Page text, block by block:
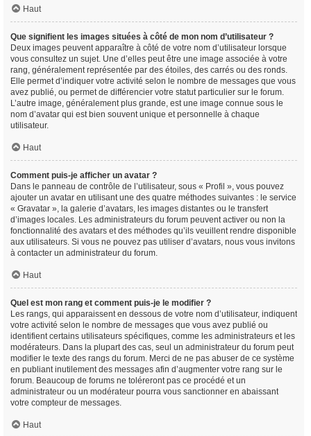
Haut
Que signifient les images situées à côté de mon nom d’utilisateur ?
Deux images peuvent apparaître à côté de votre nom d’utilisateur lorsque
vous consultez un sujet. Une d’elles peut être une image associée à votre
rang, généralement représentée par des étoiles, des carrés ou des ronds.
Elle permet d’indiquer votre activité selon le nombre de messages que vous
avez publié, ou permet de différencier votre statut particulier sur le forum.
L’autre image, généralement plus grande, est une image connue sous le
nom d’avatar qui est bien souvent unique et personnelle à chaque
utilisateur.
Haut
Comment puis-je afficher un avatar ?
Dans le panneau de contrôle de l’utilisateur, sous « Profil », vous pouvez
ajouter un avatar en utilisant une des quatre méthodes suivantes : le service
« Gravatar », la galerie d’avatars, les images distantes ou le transfert
d’images locales. Les administrateurs du forum peuvent activer ou non la
fonctionnalité des avatars et des méthodes qu’ils veuillent rendre disponible
aux utilisateurs. Si vous ne pouvez pas utiliser d’avatars, nous vous invitons
à contacter un administrateur du forum.
Haut
Quel est mon rang et comment puis-je le modifier ?
Les rangs, qui apparaissent en dessous de votre nom d’utilisateur, indiquent
votre activité selon le nombre de messages que vous avez publié ou
identifient certains utilisateurs spécifiques, comme les administrateurs et les
modérateurs. Dans la plupart des cas, seul un administrateur du forum peut
modifier le texte des rangs du forum. Merci de ne pas abuser de ce système
en publiant inutilement des messages afin d’augmenter votre rang sur le
forum. Beaucoup de forums ne toléreront pas ce procédé et un
administrateur ou un modérateur pourra vous sanctionner en abaissant
votre compteur de messages.
Haut